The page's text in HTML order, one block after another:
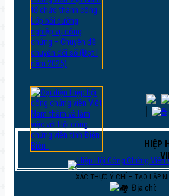
XÁC THỰC Ý CHÍ – TẠO LẬP
HIỆP
Địa chỉ: